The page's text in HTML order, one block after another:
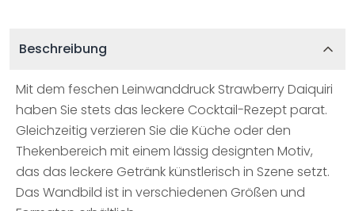
Beschreibung
Mit dem feschen Leinwanddruck Strawberry Daiquiri
haben Sie stets das leckere Cocktail-Rezept parat.
Gleichzeitig verzieren Sie die Küche oder den
Thekenbereich mit einem lässig designten Motiv,
das das leckere Getränk künstlerisch in Szene setzt.
Das Wandbild ist in verschiedenen Größen und